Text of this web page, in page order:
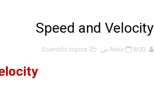
Speed and Velocity
Nour 8:00 ص Scientific topics